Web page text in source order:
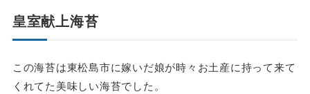
皇室献上海苔
この海苔は東松島市に嫁いだ娘が時々お土産に持って来て
くれてた美味しい海苔でした。